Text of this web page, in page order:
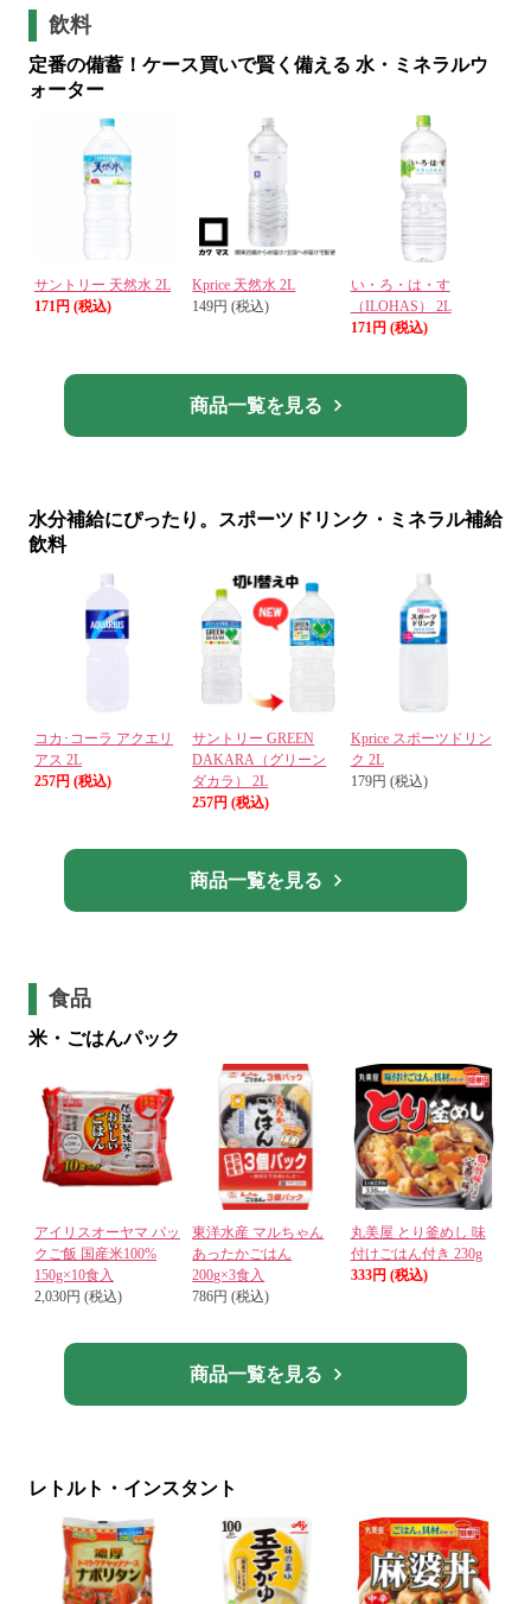
飲料
定番の備蓄！ケース買いで賢く備える 水・ミネラルウ
ォーター
サントリー 天然水 2L
171円 (税込)
Kprice 天然水 2L
149円 (税込)
い・ろ・は・す
（ILOHAS） 2L
171円 (税込)
商品一覧を見る
水分補給にぴったり。スポーツドリンク・ミネラル補給
飲料
コカ･コーラ アクエリ
アス 2L
257円 (税込)
サントリー GREEN
DAKARA（グリーン
ダカラ） 2L
257円 (税込)
Kprice スポーツドリン
ク 2L
179円 (税込)
商品一覧を見る
食品
米・ごはんパック
アイリスオーヤマ パッ
クご飯 国産米100%
150g×10食入
2,030円 (税込)
東洋水産 マルちゃん
あったかごはん
200g×3食入
786円 (税込)
丸美屋 とり釜めし 味
付けごはん付き 230g
333円 (税込)
商品一覧を見る
レトルト・インスタント